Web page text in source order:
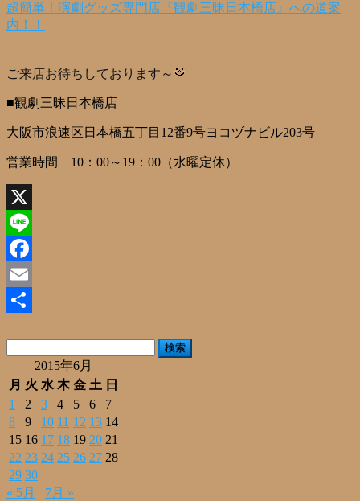
超簡単！演劇グッズ専門店『観劇三昧日本橋店』への道案
内！！
ご来店お待ちしております～
■観劇三昧日本橋店
大阪市浪速区日本橋五丁目12番9号ヨコヅナビル203号
営業時間 10：00～19：00（水曜定休）
X
Line
Facebook
Email
2015年6月
月 火 水 木 金 土 日
1
2 3 4 5 6
7
8
9 10 11 12 13 14
15 16 17 18 19 20 21
22 23 24 25 26 27 28
29 30
« 5月
7月 »